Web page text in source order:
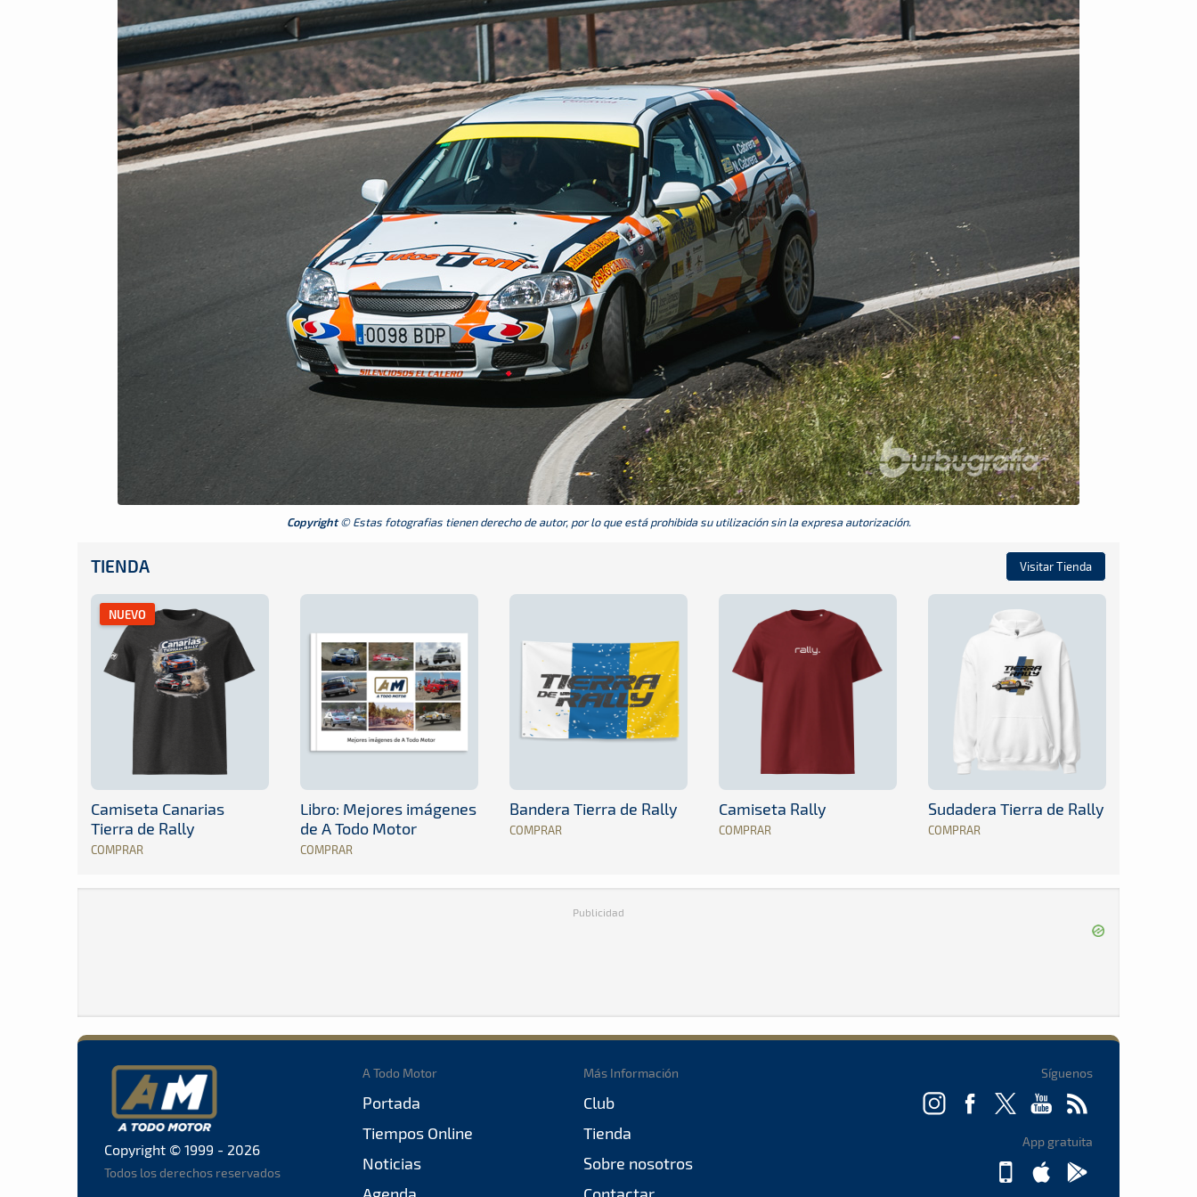
Copyright© Estas fotografias tienen derecho de autor, por lo que está prohibida su utilización sin la expresa autorización.
TIENDA Visitar Tienda
NUEVO
Camiseta Canarias
Tierra de Rally
COMPRAR
Libro: Mejores imágenes
de A Todo Motor
COMPRAR
Bandera Tierra de Rally
COMPRAR
Camiseta Rally
COMPRAR
Sudadera Tierra de Rally
COMPRAR
Publicidad
Copyright © 1999 - 2026
Todos los derechos reservados
A Todo Motor
Portada
Tiempos Online
Noticias
Más Información
Club
Tienda
Sobre nosotros
Síguenos
App gratuita